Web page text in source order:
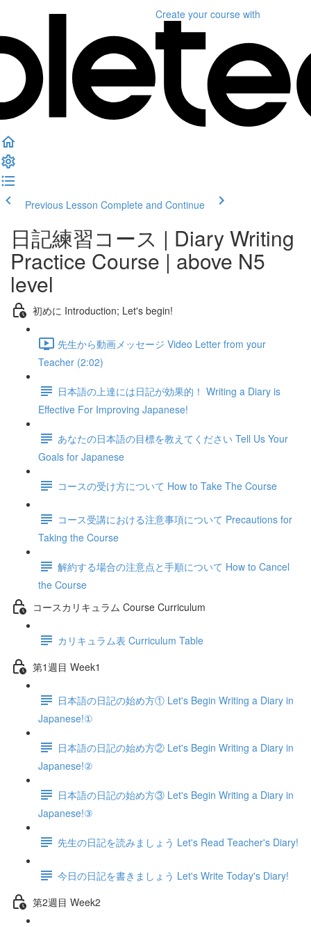
Create your course with
Previous Lesson Complete and Continue
日記練習コース | Diary Writing
Practice Course | above N5
level
初めに Introduction; Let's begin!
先生から動画メッセージ Video Letter from your
Teacher (2:02)
日本語の上達には日記が効果的！ Writing a Diary is
Effective For Improving Japanese!
あなたの日本語の目標を教えてください Tell Us Your
Goals for Japanese
コースの受け方について How to Take The Course
コース受講における注意事項について Precautions for
Taking the Course
解約する場合の注意点と手順について How to Cancel
the Course
コースカリキュラム Course Curriculum
カリキュラム表 Curriculum Table
第1週目 Week1
日本語の日記の始め方① Let's Begin Writing a Diary in
Japanese!①
日本語の日記の始め方② Let's Begin Writing a Diary in
Japanese!②
日本語の日記の始め方③ Let's Begin Writing a Diary in
Japanese!③
先生の日記を読みましょう Let's Read Teacher's Diary!
今日の日記を書きましょう Let's Write Today's Diary!
第2週目 Week2